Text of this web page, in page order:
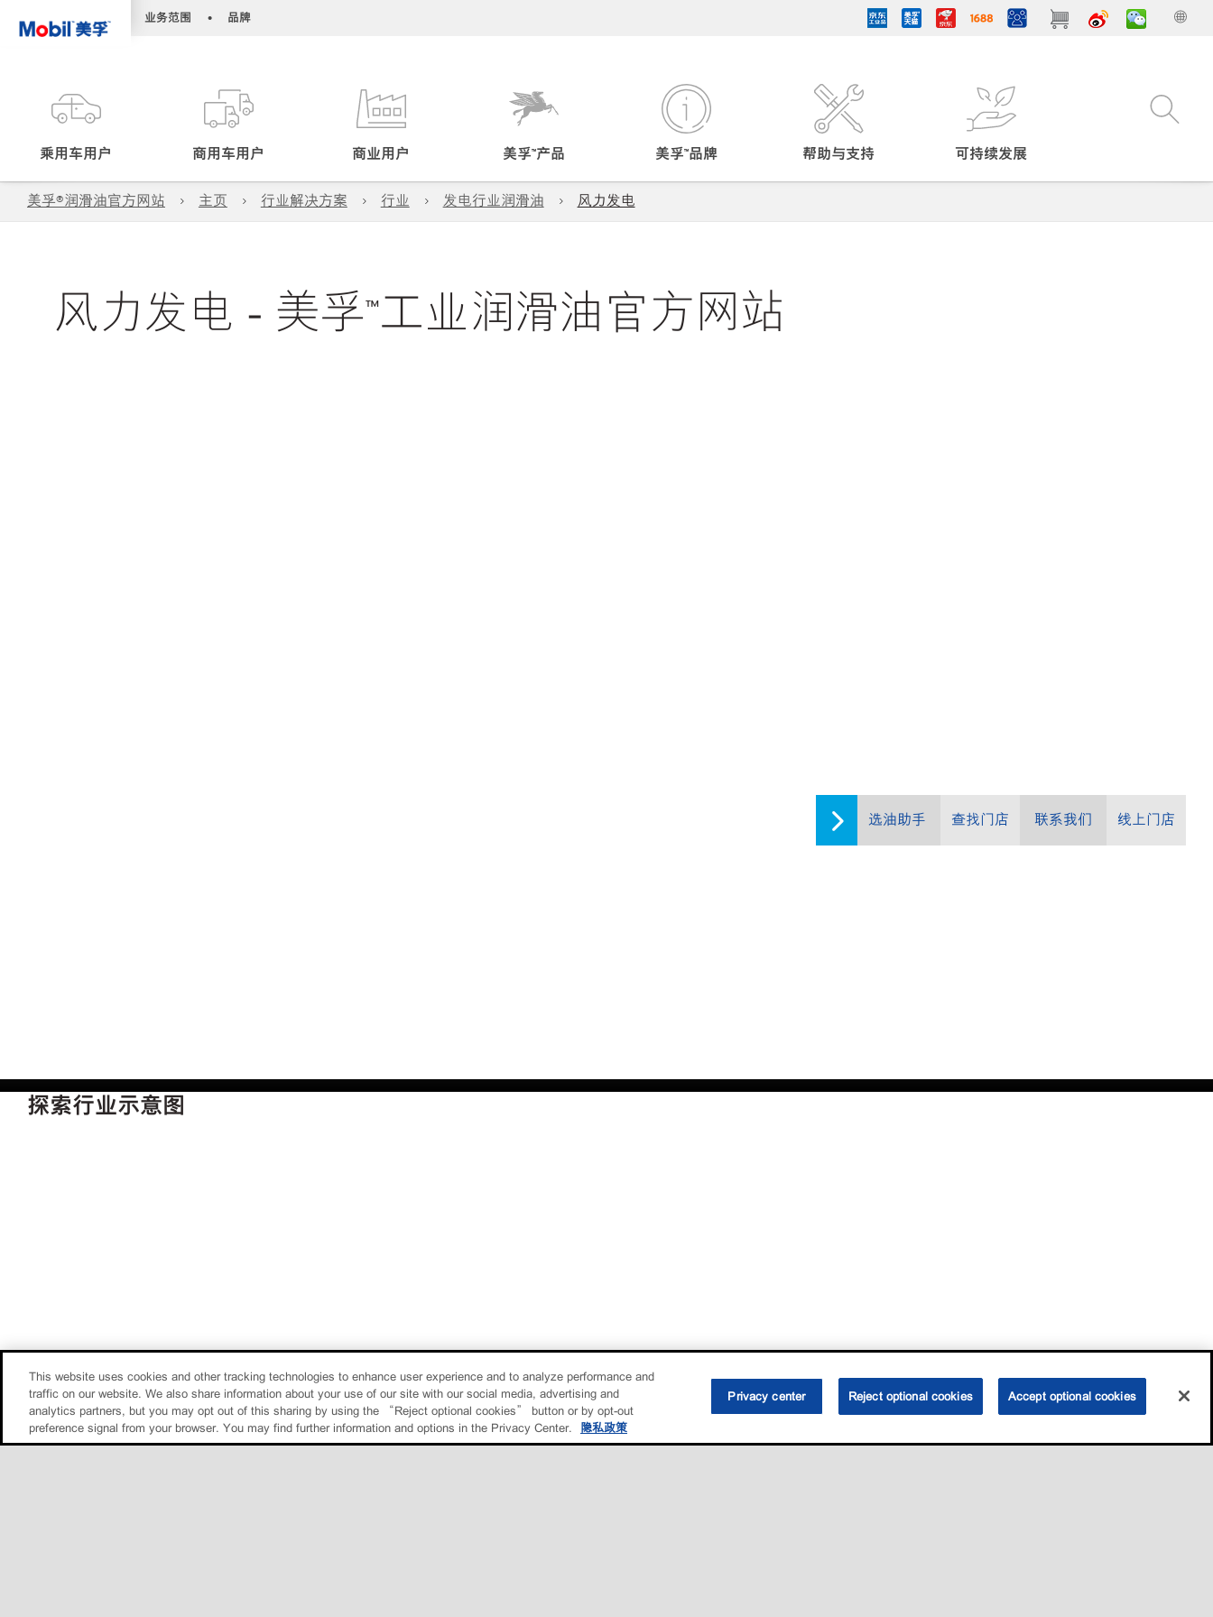
业务范围 • 品牌
乘用车用户 商用车用户 商业用户 美孚™产品 美孚™品牌 帮助与支持 可持续发展
美孚®润滑油官方网站 主页 行业解决方案 行业 发电行业润滑油 风力发电
选油助手 查找门店 联系我们 线上门店
风力发电 - 美孚™工业润滑油官方网站
探索行业示意图
This website uses cookies and other tracking technologies to enhance user experience and to analyze performance and
traffic on our website. We also share information about your use of our site with our social media, advertising and
analytics partners, but you may opt out of this sharing by using the “Reject optional cookies” button or by opt-out
preference signal from your browser. You may find further information and options in the Privacy Center.
隐私政策
Privacy center Reject optional cookies Accept optional cookies